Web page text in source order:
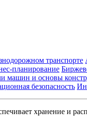
транспорте
планирование
машин и основы
безопасность
хранение и